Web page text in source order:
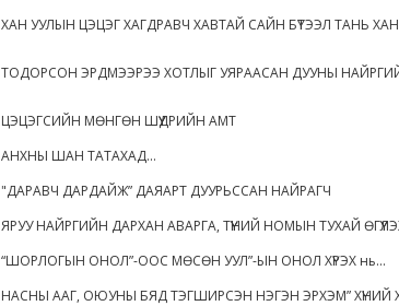
ХАН УУЛЫН ЦЭЦЭГ ХАГДРАВЧ ХАВТАЙ САЙН БҮТЭЭЛ ТАНЬ
ТОДОРСОН ЭРДМЭЭРЭЭ ХОТЛЫГ УЯРААСАН ДУУНЫ
ЦЭЦЭГСИЙН МӨНГӨН ШҮҮДРИЙН АМТ
АНХНЫ ШАН ТАТАХАД...
"ДАРАВЧ ДАРДАЙЖ” ДАЯАРТ ДУУРЬССАН НАЙРАГЧ
ЯРУУ НАЙРГИЙН ДАРХАН АВАРГА, ТҮҮНИЙ НОМЫН ТУХАЙ
“ШОРЛОГЫН ОНОЛ”-ООС МӨСӨН УУЛ”-ЫН ОНОЛ ХҮРЭХ нь...
НАСНЫ ААГ, ОЮУНЫ БЯД ТЭГШИРСЭН НЭГЭН ЭРХЭМ” ХҮНИЙ